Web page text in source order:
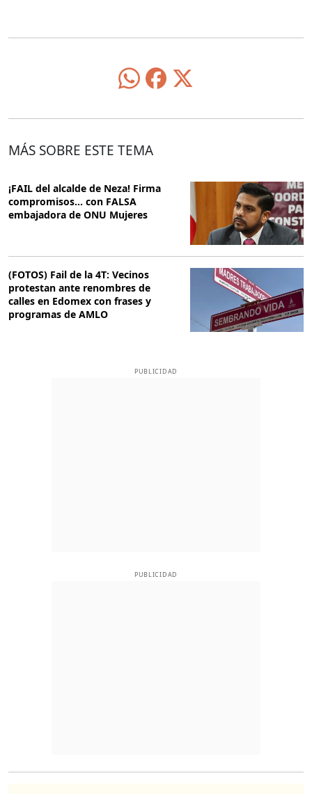
MÁS SOBRE ESTE TEMA
¡FAIL del alcalde de Neza! Firma
compromisos... con FALSA
embajadora de ONU Mujeres
(FOTOS) Fail de la 4T: Vecinos
protestan ante renombres de
calles en Edomex con frases y
programas de AMLO
PUBLICIDAD
PUBLICIDAD